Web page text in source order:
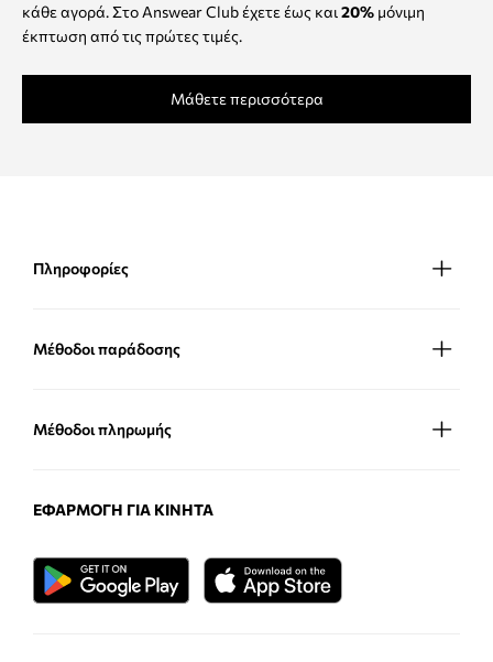
κάθε αγορά. Στο Answear Club έχετε έως και 20% μόνιμη
έκπτωση από τις πρώτες τιμές.
Μάθετε περισσότερα
Πληροφορίες
Μέθοδοι παράδοσης
Μέθοδοι πληρωμής
ΕΦΑΡΜΟΓΉ ΓΙΑ ΚΙΝΗΤΆ